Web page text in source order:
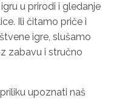
u prirodi i gledanje
Ili čitamo priče i
igre, slušamo
zabavu i stručno
upoznati naš